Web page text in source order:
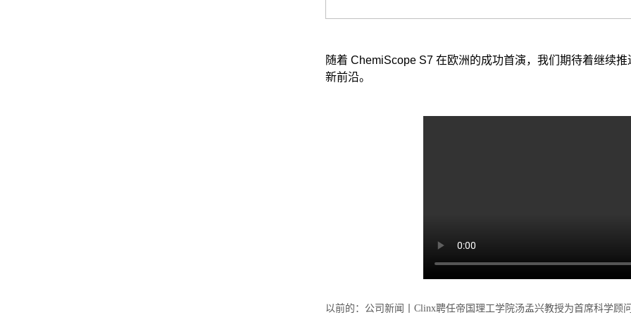
以前的： 公司新闻丨Clinx聘任帝国理工学院汤孟兴教授为首席科学顾